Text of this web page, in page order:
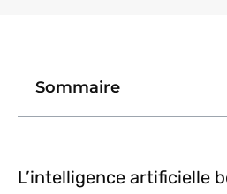
Sommaire
L’intelligence artificielle